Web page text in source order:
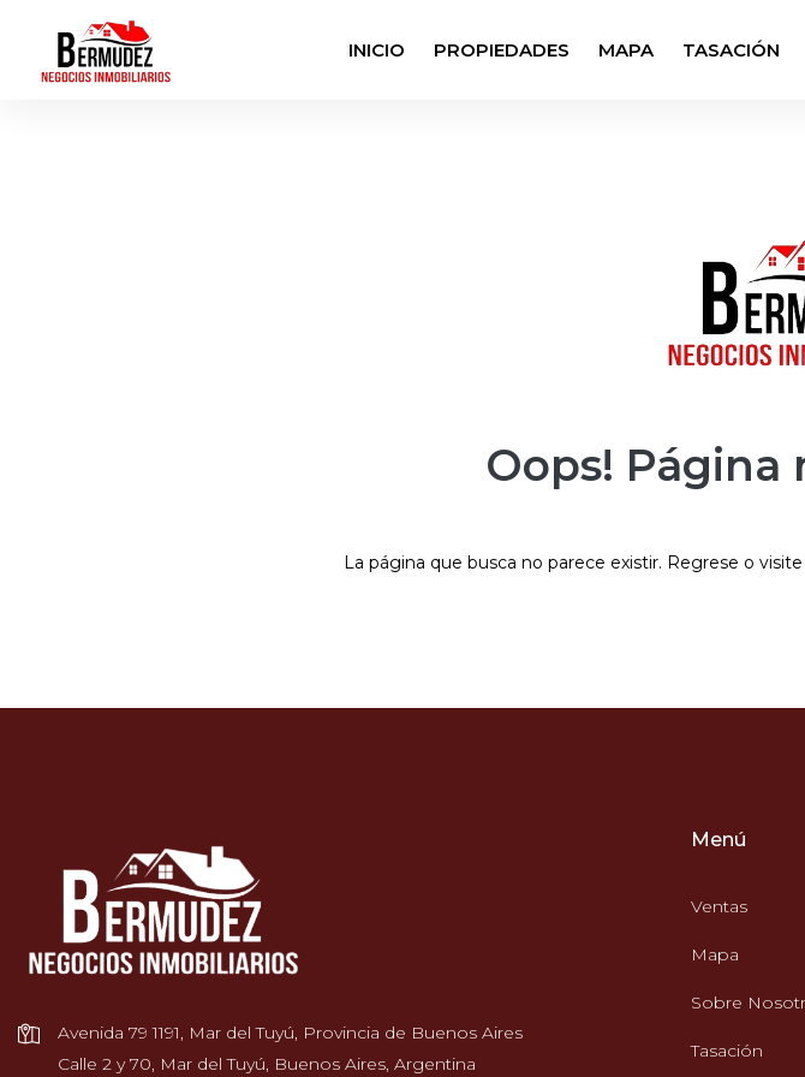
INICIO PROPIEDADES MAPA TASACIÓN
Oops! Página
La página que busca no parece existir. Regrese o
Avenida 79 1191, Mar del Tuyú, Provincia de Buenos Aires
Calle 2 y 70, Mar del Tuyú, Buenos Aires, Argentina
Menú
Ventas
Mapa
Sobre
Tasación